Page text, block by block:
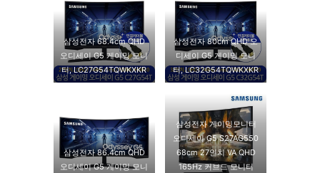
삼성전자 68.4cm QHD
오디세이 G5 게이밍 모니
터, LC27G54TQWKXKR
삼성전자 80cm QHD 오
디세이 G5 게이밍 모니
터, LC32G54TQWKXKR
삼성전자 86.4cm QHD
오디세이 G5 게이밍 모니
삼성전자 게이밍모니터
오디세이 G5 S27AG550
68cm 27인치 VA QHD
165Hz 커브드 모니터